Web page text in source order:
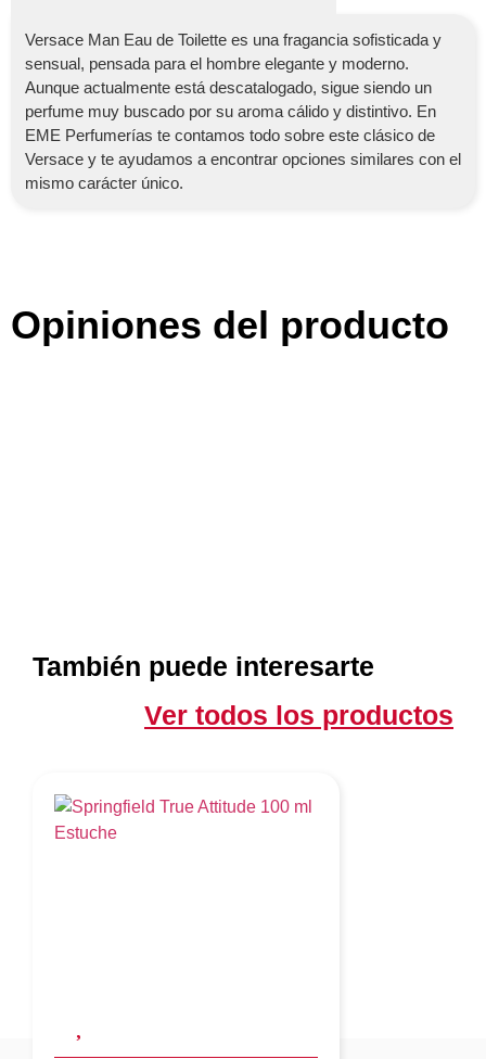
Versace Man Eau de Toilette es una fragancia sofisticada y
sensual, pensada para el hombre elegante y moderno.
Aunque actualmente está descatalogado, sigue siendo un
perfume muy buscado por su aroma cálido y distintivo. En
EME Perfumerías te contamos todo sobre este clásico de
Versace y te ayudamos a encontrar opciones similares con el
mismo carácter único.
Opiniones del producto
También puede interesarte
Ver todos los productos